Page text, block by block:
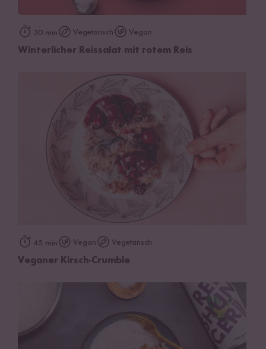
30 min Vegetarisch Vegan
Winterlicher Reissalat mit rotem Reis
45 min Vegan Vegetarisch
Veganer Kirsch-Crumble